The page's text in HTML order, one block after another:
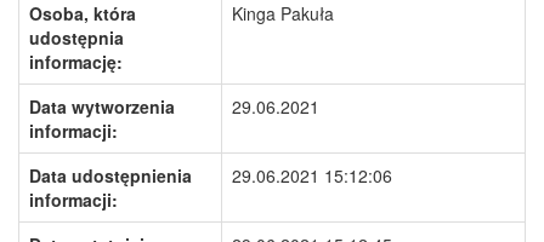
Osoba, która
udostępnia
informację:
Kinga Pakuła
Data wytworzenia
informacji:
29.06.2021
Data udostępnienia
informacji:
29.06.2021 15:12:06